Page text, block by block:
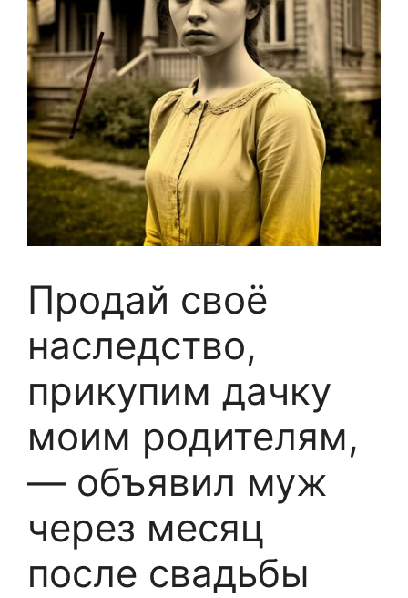
Продай своё
наследство,
прикупим дачку
моим родителям,
— объявил муж
через месяц
после свадьбы